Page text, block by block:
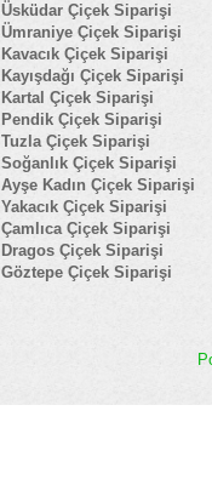
Üsküdar Çiçek Siparişi
Ümraniye Çiçek Siparişi
Kavacık Çiçek Siparişi
Kayışdağı Çiçek Siparişi
Kartal Çiçek Siparişi
Pendik Çiçek Siparişi
Tuzla Çiçek Siparişi
Soğanlık Çiçek Siparişi
Ayşe Kadın Çiçek Siparişi
Yakacık Çiçek Siparişi
Çamlıca Çiçek Siparişi
Dragos Çiçek Siparişi
Göztepe Çiçek Siparişi